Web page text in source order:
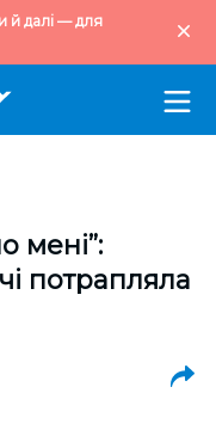
й далі — для
мені”:
потрапляла